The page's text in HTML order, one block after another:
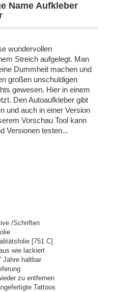
Name Aufkleber
wundervollen
Streich aufgelegt. Man
Dummheit machen und
großen unschuldigen
gewesen. Hier in einem
Den Autoaufkleber gibt
und auch in einer Version
Vorschau Tool kann
Versionen testen...
/Schriften
[751 C]
wie lackiert
Jahre haltbar
zu entfernen
Tattoos